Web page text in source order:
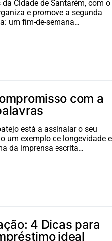
da Cidade de Santarém, com o
e promove a segunda
um fim-de-semana…
com a
está a assinalar o seu
um exemplo de longevidade e
da imprensa escrita…
4 Dicas para
ideal